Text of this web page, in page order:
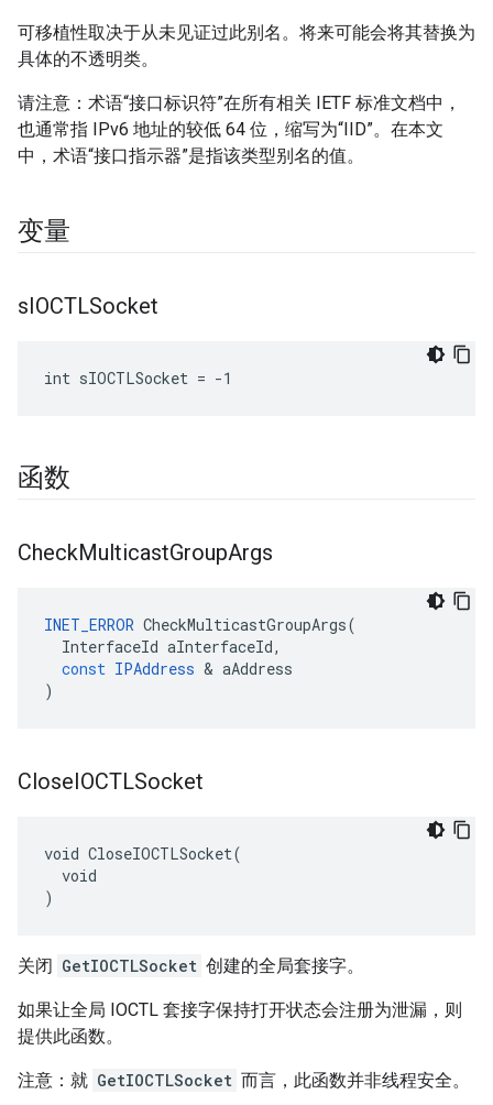
可移植性取决于从未见证过此别名。将来可能会将其替换为
具体的不透明类。
请注意：术语“接口标识符”在所有相关 IETF 标准文档中，
也通常指 IPv6 地址的较低 64 位，缩写为“IID”。在本文
中，术语“接口指示器”是指该类型别名的值。
变量
sIOCTLSocket
int sIOCTLSocket = -1
函数
CheckMulticastGroupArgs
INET_ERROR CheckMulticastGroupArgs(
InterfaceId aInterfaceId,
const IPAddress & aAddress
)
CloseIOCTLSocket
void CloseIOCTLSocket(
  void
)
关闭 GetIOCTLSocket 创建的全局套接字。
如果让全局 IOCTL 套接字保持打开状态会注册为泄漏，则
提供此函数。
注意：就 GetIOCTLSocket 而言，此函数并非线程安全。